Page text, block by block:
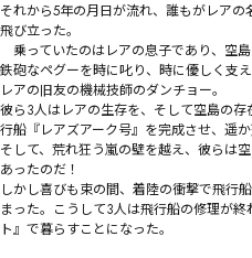
それから5年の月日が流れ、誰もがレア
飛び立った。
乗っていたのはレアの息子であり、空
鉄砲なペグーを時に叱り、時に優しく支
レアの旧友の機械技師のダンチョー。
彼ら3人はレアの生存を、そして空島の
行船『レアズアーク号』を完成させ、遥か
そして、荒れ狂う嵐の壁を越え、彼らは
あったのだ！
しかし喜びも束の間、着陸の衝撃で飛行
まった。こうして3人は飛行船の修理が
ト』で暮らすことになった。